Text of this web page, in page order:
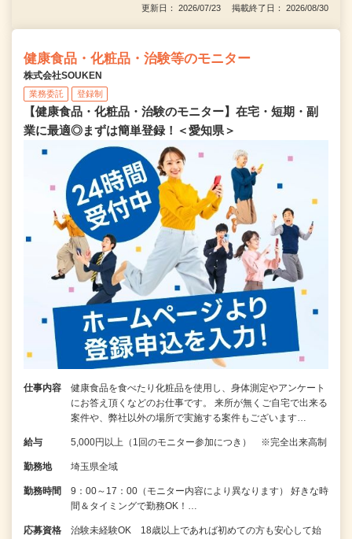
更新日： 2026/07/23 掲載終了日： 2026/08/30
健康食品・化粧品・治験等のモニター
株式会社SOUKEN
業務委託 登録制
【健康食品・化粧品・治験のモニター】在宅・短期・副
業に最適◎まずは簡単登録！＜愛知県＞
仕事内容
健康食品を食べたり化粧品を使用し、身体測定やアンケート
にお答え頂くなどのお仕事です。 来所が無くご自宅で出来る
案件や、弊社以外の場所で実施する案件もございます…
給与 5,000円以上（1回のモニター参加につき） ※完全出来高制
勤務地 埼玉県全域
勤務時間
9：00～17：00（モニター内容により異なります） 好きな時
間＆タイミングで勤務OK！…
応募資格
治験未経験OK 18歳以上であれば初めての方も安心して始